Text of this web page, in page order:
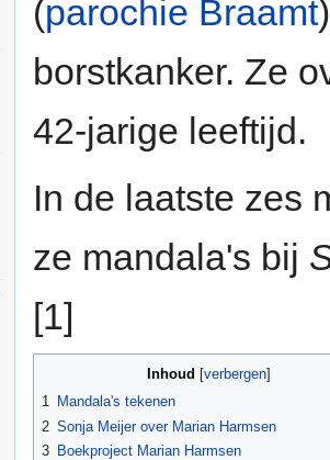
(parochie Braamt
borstkanker. Ze
42-jarige leeftijd.
In de laatste zes
ze mandala's bij
[1]
Inhoud verbergen
1 Mandala's tekenen
2 Sonja Meijer over Marian Harmsen
3 Boekproject Marian Harmsen